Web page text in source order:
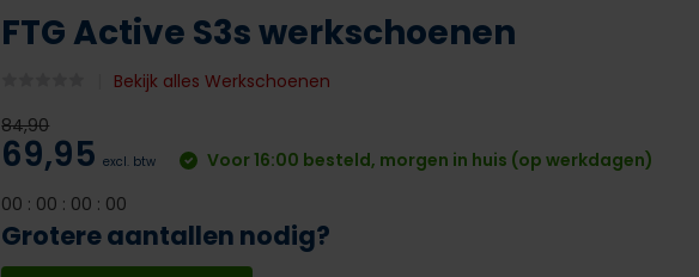
FTG Active S3s werkschoenen
Bekijk alles Werkschoenen
84,90
69,95 excl. btw
Voor 16:00 besteld, morgen in huis (op werkdagen)
00 : 00 : 00 : 00
Grotere aantallen nodig?